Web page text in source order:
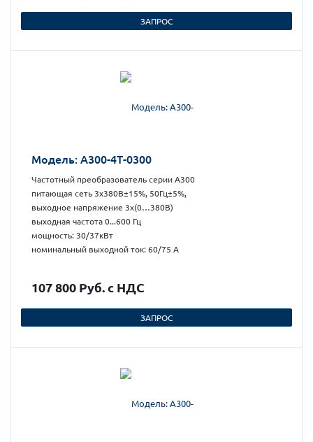
ЗАПРОС
Модель: А300-4Т-0300
Частотный преобразователь серии А300
питающая сеть 3х380В±15%, 50Гц±5%,
выходное напряжение 3х(0…380В)
выходная частота 0...600 Гц
мощность: 30/37кВт
номинальный выходной ток: 60/75 А
107 800 Руб. с НДС
ЗАПРОС